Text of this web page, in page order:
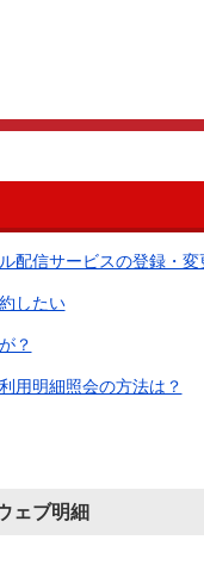
配信サービスの登録・
したい
？
用明細照会の方法は？
ェブ明細